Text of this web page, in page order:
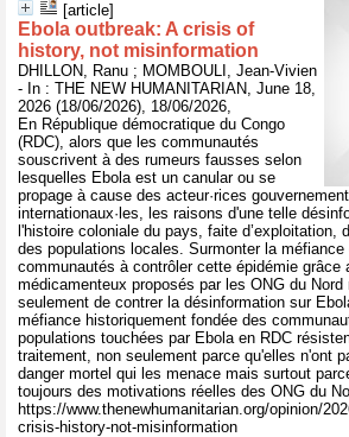
[article]
Ebola outbreak: A crisis of
history, not misinformation
DHILLON, Ranu ; MOMBOULI, Jean-Vivien
- In : THE NEW HUMANITARIAN, June 18,
2026 (18/06/2026), 18/06/2026,
En République démocratique du Congo
(RDC), alors que les communautés
souscrivent à des rumeurs fausses selon
lesquelles Ebola est un canular ou se
propage à cause des acteur·rices
internationaux·les, les raisons d'une telle
l'histoire coloniale du pays, faite d’exploitation,
des populations locales. Surmonter la méfiance
communautés à contrôler cette épidémie grâce
médicamenteux proposés par les ONG du
seulement de contrer la désinformation sur
méfiance historiquement fondée des
populations touchées par Ebola en RDC
traitement, non seulement parce qu'elles n'ont
danger mortel qui les menace mais surtout
toujours des motivations réelles des ONG du
https://www.thenewhumanitarian.org/opinion/
crisis-history-not-misinformation